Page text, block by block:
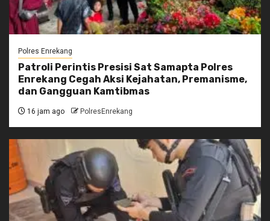
Polres Enrekang
Patroli Perintis Presisi Sat Samapta Polres
Enrekang Cegah Aksi Kejahatan, Premanisme,
dan Gangguan Kamtibmas
16 jam ago PolresEnrekang